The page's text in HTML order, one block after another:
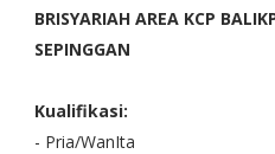
BRISYARIAH AREA KCP
SEPINGGAN
Kualifikasi:
- Pria/WanIta